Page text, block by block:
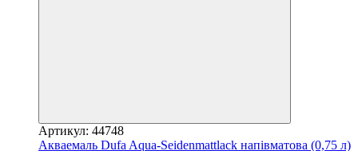
Артикул: 44748
Акваемаль Dufa Aqua-Seidenmattlack напівматова (0,75 л)